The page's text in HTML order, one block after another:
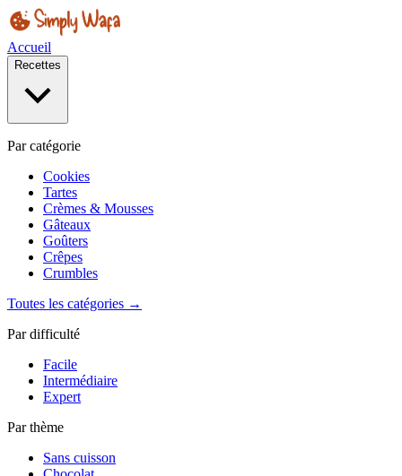
Accueil
Recettes
Par catégorie
Cookies
Tartes
Crèmes & Mousses
Gâteaux
Goûters
Crêpes
Crumbles
Toutes les catégories →
Par difficulté
Facile
Intermédiaire
Expert
Par thème
Sans cuisson